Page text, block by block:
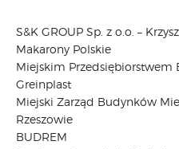
S&K GROUP Sp. z o.o. –
Makarony Polskie
Miejskim Przedsiębiorstwem
Greinplast
Miejski Zarząd Budynków
Rzeszowie
BUDREM